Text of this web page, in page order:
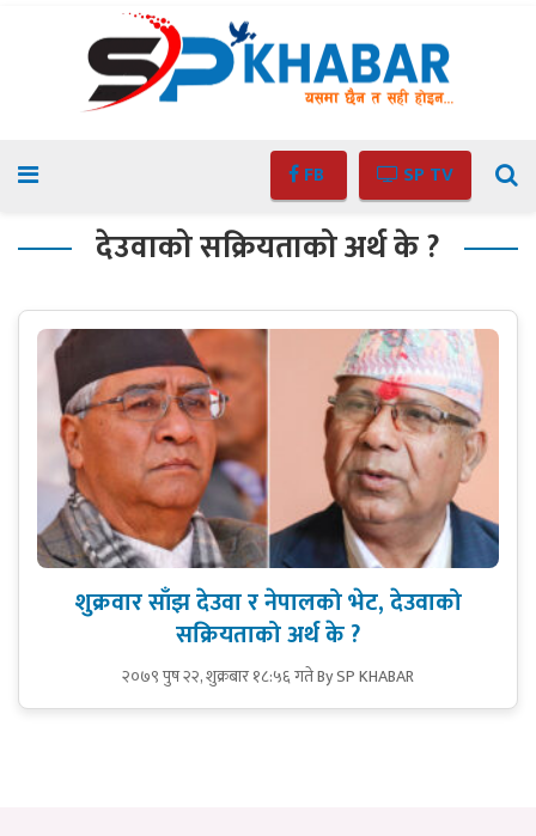
FB SP TV
देउवाको सक्रियताको अर्थ के ?
शुक्रवार साँझ देउवा र नेपालको भेट, देउवाको
सक्रियताको अर्थ के ?
२०७९ पुष २२, शुक्रबार १८:५६ गतेBy SP KHABAR